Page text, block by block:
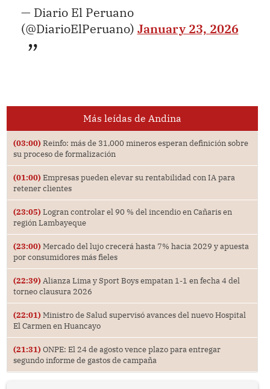
— Diario El Peruano
(@DiarioElPeruano) January 23, 2026
Más leídas de Andina
(03:00) Reinfo: más de 31,000 mineros esperan definición sobre
su proceso de formalización
(01:00) Empresas pueden elevar su rentabilidad con IA para
retener clientes
(23:05) Logran controlar el 90 % del incendio en Cañaris en
región Lambayeque
(23:00) Mercado del lujo crecerá hasta 7% hacia 2029 y apuesta
por consumidores más fieles
(22:39) Alianza Lima y Sport Boys empatan 1-1 en fecha 4 del
torneo clausura 2026
(22:01) Ministro de Salud supervisó avances del nuevo Hospital
El Carmen en Huancayo
(21:31) ONPE: El 24 de agosto vence plazo para entregar
segundo informe de gastos de campaña